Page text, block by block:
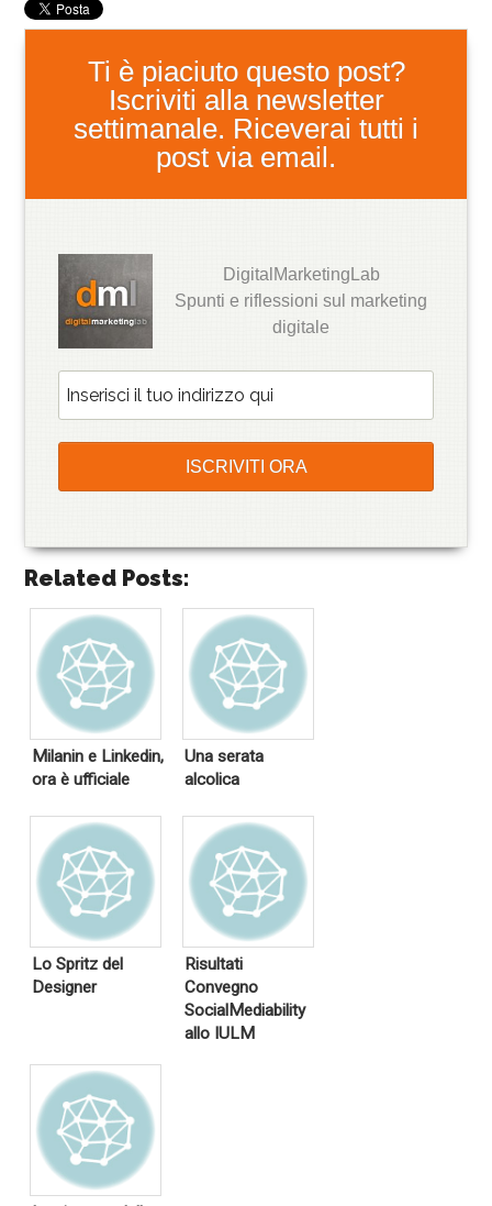
Ti è piaciuto questo post?
Iscriviti alla newsletter
settimanale. Riceverai tutti i
post via email.
DigitalMarketingLab
Spunti e riflessioni sul marketing
digitale
Related Posts:
Milanin e Linkedin,
ora è ufficiale
Una serata
alcolica
Lo Spritz del
Designer
Risultati
Convegno
SocialMediability
allo IULM